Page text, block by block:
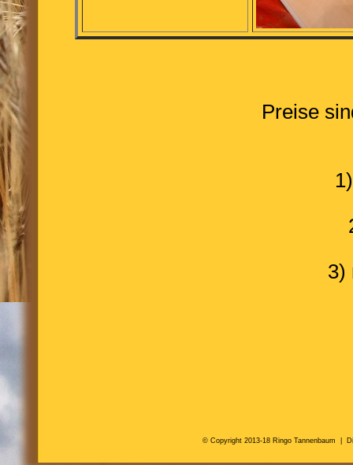
Preise
3)
© Copyright 2013-18 Ringo Tannenbaum |